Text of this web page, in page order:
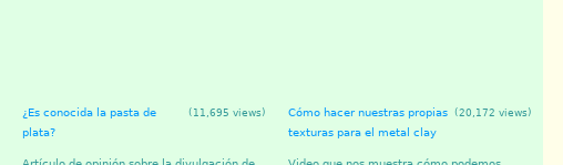
(11,695 views)
¿Es conocida la pasta de
plata?
(20,172 views)
Cómo hacer nuestras propias
texturas para el metal clay